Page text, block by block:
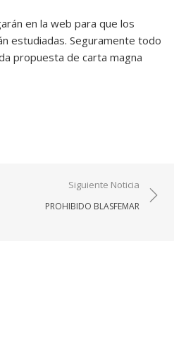
en la web para que los
estudiadas. Seguramente todo
propuesta de carta magna
Siguiente Noticia
PROHIBIDO BLASFEMAR